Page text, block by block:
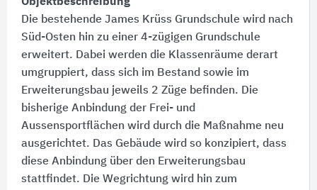
Die bestehende James Krüss Grundschule wird nach
Süd-Osten hin zu einer 4-zügigen Grundschule
erweitert. Dabei werden die Klassenräume derart
umgruppiert, dass sich im Bestand sowie im
Erweiterungsbau jeweils 2 Züge befinden. Die
bisherige Anbindung der Frei- und
Aussensportflächen wird durch die Maßnahme neu
ausgerichtet. Das Gebäude wird so konzipiert, dass
diese Anbindung über den Erweiterungsbau
stattfindet. Die Wegrichtung wird hin zum